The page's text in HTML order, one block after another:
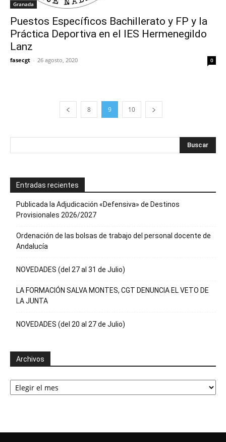
Granada
Puestos Específicos Bachillerato y FP y la
Práctica Deportiva en el IES Hermenegildo
Lanz
fasecgt - 26 agosto, 2020 0
8 9 10
Entradas recientes
Publicada la Adjudicación «Defensiva» de Destinos
Provisionales 2026/2027
Ordenación de las bolsas de trabajo del personal docente de
Andalucía
NOVEDADES (del 27 al 31 de Julio)
LA FORMACIÓN SALVA MONTES, CGT DENUNCIA EL VETO DE
LA JUNTA
NOVEDADES (del 20 al 27 de Julio)
Archivos
Archivos